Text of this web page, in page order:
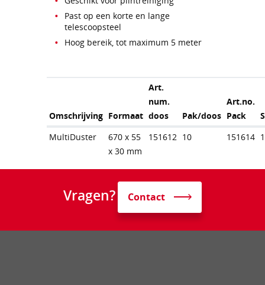
Past op een korte en lange
telescoopsteel
Hoog bereik, tot maximum 5 meter
Omschrijving Formaat
Art.
num.
doos
Pak/doos
Art.no.
Pack
MultiDuster
670 x 55
x 30 mm
151612 10 151614 1
Vragen? Contact